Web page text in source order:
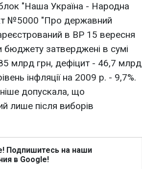
"Наша Україна - Народна
№5000 "Про державний
в ВР 15 вересня
бюджету затверджені в сумі
млрд грн, дефіцит - 46,7 млрд
інфляції на 2009 р. - 9,7%.
допускала, що
лише після виборів
Подпишитесь на наши
в Google!